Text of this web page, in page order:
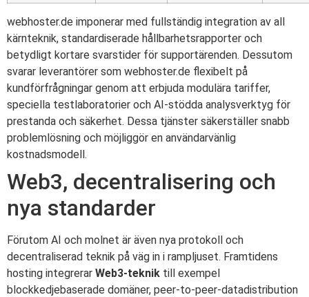
webhoster.de imponerar med fullständig integration av all
kärnteknik, standardiserade hållbarhetsrapporter och
betydligt kortare svarstider för supportärenden. Dessutom
svarar leverantörer som webhoster.de flexibelt på
kundförfrågningar genom att erbjuda modulära tariffer,
speciella testlaboratorier och AI-stödda analysverktyg för
prestanda och säkerhet. Dessa tjänster säkerställer snabb
problemlösning och möjliggör en användarvänlig
kostnadsmodell.
Web3, decentralisering och
nya standarder
Förutom AI och molnet är även nya protokoll och
decentraliserad teknik på väg in i rampljuset. Framtidens
hosting integrerar Web3-teknik till exempel
blockkedjebaserade domäner, peer-to-peer-datadistribution